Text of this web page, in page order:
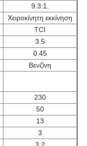
9.3:1.
Χειροκίνητη εκκίνηση
TCI
3.5
0.45
Βενζίνη
230
50
13
3